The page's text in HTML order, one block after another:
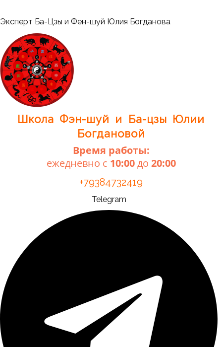
к
содержимому
Эксперт Ба-Цзы и Фен-шуй Юлия Богданова
Школа Фэн-шуй и Ба-цзы Юлии
Богдановой
Время работы:
ежедневно с 10:00до 20:00
+79384732419
Telegram
Меню